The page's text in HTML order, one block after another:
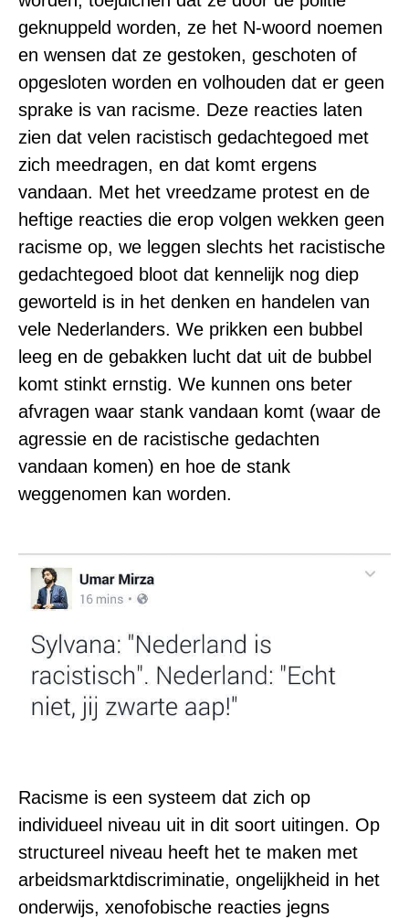
geknuppeld worden, ze het N-woord noemen
en wensen dat ze gestoken, geschoten of
opgesloten worden en volhouden dat er geen
sprake is van racisme. Deze reacties laten
zien dat velen racistisch gedachtegoed met
zich meedragen, en dat komt ergens
vandaan. Met het vreedzame protest en de
heftige reacties die erop volgen wekken geen
racisme op, we leggen slechts het racistische
gedachtegoed bloot dat kennelijk nog diep
geworteld is in het denken en handelen van
vele Nederlanders. We prikken een bubbel
leeg en de gebakken lucht dat uit de bubbel
komt stinkt ernstig. We kunnen ons beter
afvragen waar stank vandaan komt (waar de
agressie en de racistische gedachten
vandaan komen) en hoe de stank
weggenomen kan worden.
Racisme is een systeem dat zich op
individueel niveau uit in dit soort uitingen. Op
structureel niveau heeft het te maken met
arbeidsmarktdiscriminatie, ongelijkheid in het
onderwijs, xenofobische reacties jegns